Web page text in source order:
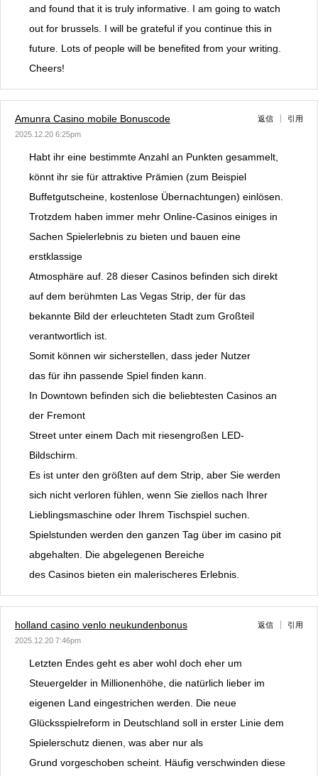
and found that it is truly informative. I am going to watch
out for brussels. I will be grateful if you continue this in
future. Lots of people will be benefited from your writing.
Cheers!
Amunra Casino mobile Bonuscode
2025.12.20 6:25pm
返信 引用
Habt ihr eine bestimmte Anzahl an Punkten gesammelt,
könnt ihr sie für attraktive Prämien (zum Beispiel
Buffetgutscheine, kostenlose Übernachtungen) einlösen.
Trotzdem haben immer mehr Online-Casinos einiges in
Sachen Spielerlebnis zu bieten und bauen eine
erstklassige
Atmosphäre auf. 28 dieser Casinos befinden sich direkt
auf dem berühmten Las Vegas Strip, der für das
bekannte Bild der erleuchteten Stadt zum Großteil
verantwortlich ist.
Somit können wir sicherstellen, dass jeder Nutzer
das für ihn passende Spiel finden kann.
In Downtown befinden sich die beliebtesten Casinos an
der Fremont
Street unter einem Dach mit riesengroßen LED-
Bildschirm.
Es ist unter den größten auf dem Strip, aber Sie werden
sich nicht verloren fühlen, wenn Sie ziellos nach Ihrer
Lieblingsmaschine oder Ihrem Tischspiel suchen.
Spielstunden werden den ganzen Tag über im casino pit
abgehalten. Die abgelegenen Bereiche
des Casinos bieten ein malerischeres Erlebnis.
holland casino venlo neukundenbonus
2025.12.20 7:46pm
返信 引用
Letzten Endes geht es aber wohl doch eher um
Steuergelder in Millionenhöhe, die natürlich lieber im
eigenen Land eingestrichen werden. Die neue
Glücksspielreform in Deutschland soll in erster Linie dem
Spielerschutz dienen, was aber nur als
Grund vorgeschoben scheint. Häufig verschwinden diese